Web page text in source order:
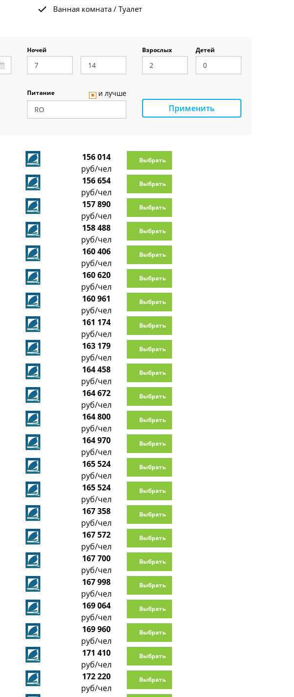
Ванная комната / Туалет
Ночей Взрослых Детей
Питание и лучше
Применить
156 014
руб/чел
Выбрать
156 654
руб/чел
Выбрать
157 890
руб/чел
Выбрать
158 488
руб/чел
Выбрать
160 406
руб/чел
Выбрать
160 620
руб/чел
Выбрать
160 961
руб/чел
Выбрать
161 174
руб/чел
Выбрать
163 179
руб/чел
Выбрать
164 458
руб/чел
Выбрать
164 672
руб/чел
Выбрать
164 800
руб/чел
Выбрать
164 970
руб/чел
Выбрать
165 524
руб/чел
Выбрать
165 524
руб/чел
Выбрать
167 358
руб/чел
Выбрать
167 572
руб/чел
Выбрать
167 700
руб/чел
Выбрать
167 998
руб/чел
Выбрать
169 064
руб/чел
Выбрать
169 960
руб/чел
Выбрать
171 410
руб/чел
Выбрать
172 220
руб/чел
Выбрать